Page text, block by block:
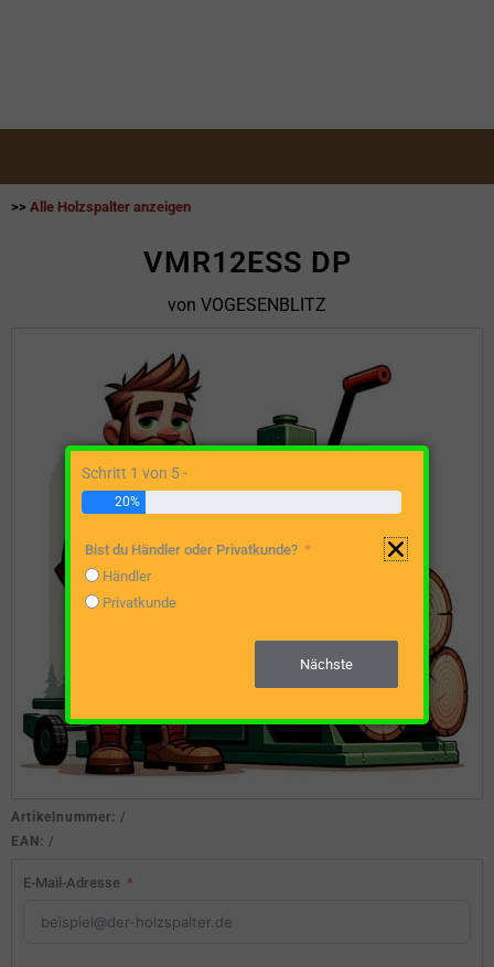
>> Alle Holzspalter anzeigen
VMR12ESS DP
von VOGESENBLITZ
Artikelnummer: /
EAN: /
E-Mail-Adresse
Schritt 1 von 5 -
20%
Bist du Händler oder Privatkunde?
Händler
Privatkunde
Nächste